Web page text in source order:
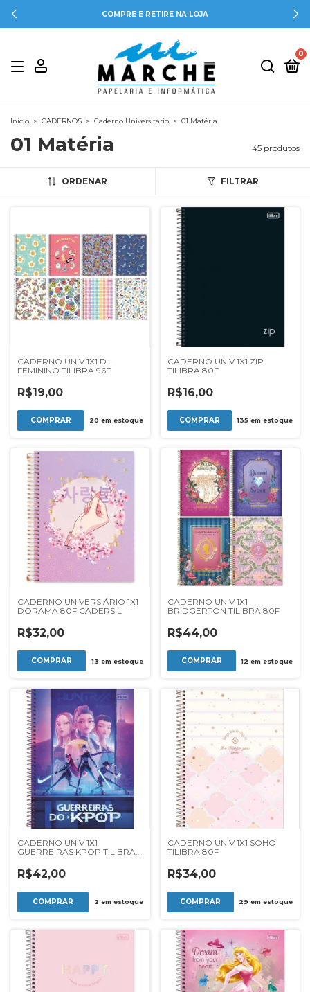
CUPOM DE 10% - BEMVINDO-10
0
Início > CADERNOS > Caderno Universitario > 01 Matéria
01 Matéria 45 produtos
ORDENAR FILTRAR
CADERNO UNIV 1X1 D+
FEMININO TILIBRA 96F
R$19,00
20 em estoque
CADERNO UNIV 1X1 ZIP
TILIBRA 80F
R$16,00
135 em estoque
CADERNO UNIVERSIÁRIO 1X1
DORAMA 80F CADERSIL
R$32,00
13 em estoque
CADERNO UNIV 1X1
BRIDGERTON TILIBRA 80F
R$44,00
12 em estoque
CADERNO UNIV 1X1
GUERREIRAS KPOP TILIBRA
R$42,00
2 em estoque
CADERNO UNIV 1X1 SOHO
TILIBRA 80F
R$34,00
29 em estoque